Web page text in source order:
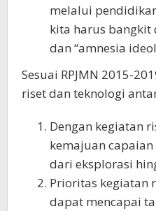
melalui
kita harus bangkit
dan “amnesia
Sesuai RPJMN 2015-
riset dan teknologi
Dengan kegiatan
kemajuan
dari eksplorasi
Prioritas kegiatan
dapat mencapai